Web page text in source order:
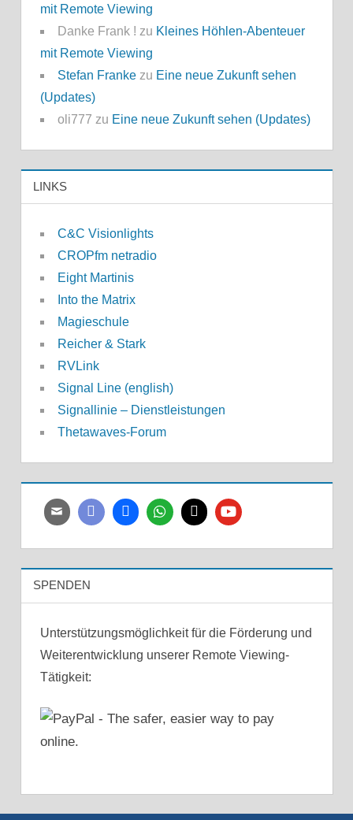
mit Remote Viewing
Danke Frank ! zu Kleines Höhlen-Abenteuer
mit Remote Viewing
Stefan Frankezu Eine neue Zukunft sehen
(Updates)
oli777 zu Eine neue Zukunft sehen (Updates)
LINKS
C&C Visionlights
CROPfm netradio
Eight Martinis
Into the Matrix
Magieschule
Reicher & Stark
RVLink
Signal Line (english)
Signallinie – Dienstleistungen
Thetawaves-Forum
SPENDEN
Unterstützungsmöglichkeit für die Förderung und
Weiterentwicklung unserer Remote Viewing-
Tätigkeit: